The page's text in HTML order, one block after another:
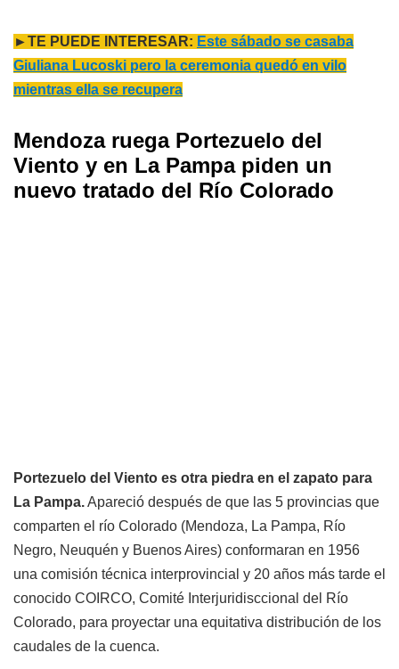
►TE PUEDE INTERESAR: Este sábado se casaba
Giuliana Lucoski pero la ceremonia quedó en vilo
mientras ella se recupera
Mendoza ruega Portezuelo del
Viento y en La Pampa piden un
nuevo tratado del Río Colorado
Portezuelo del Viento es otra piedra en el zapato para
La Pampa.Apareció después de que las 5 provincias que
comparten el río Colorado (Mendoza, La Pampa, Río
Negro, Neuquén y Buenos Aires) conformaran en 1956
una comisión técnica interprovincial y 20 años más tarde el
conocido COIRCO, Comité Interjuridisccional del Río
Colorado, para proyectar una equitativa distribución de los
caudales de la cuenca.